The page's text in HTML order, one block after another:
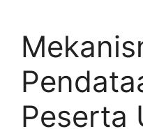
Peserta